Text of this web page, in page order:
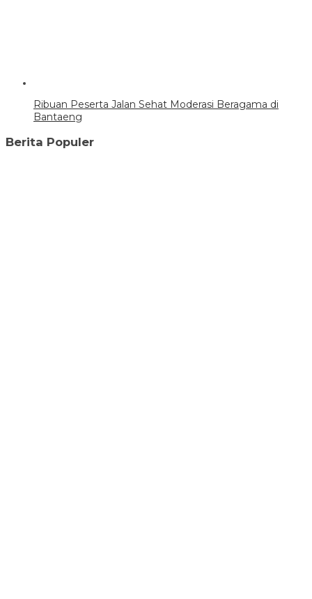
Ribuan Peserta Jalan Sehat Moderasi Beragama di
Bantaeng
Berita Populer